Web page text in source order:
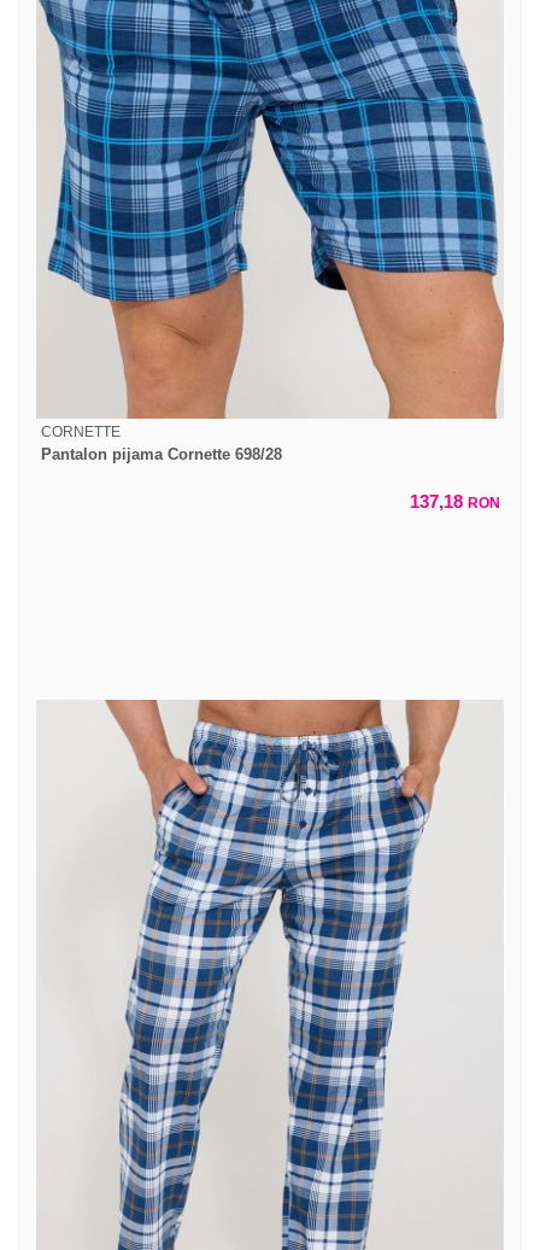
CORNETTE
Pantalon pijama Cornette 698/28
137,18 RON